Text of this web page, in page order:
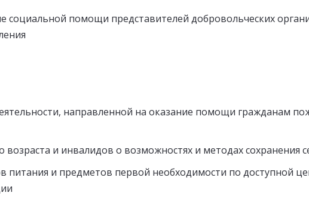
социальной помощи представителей добровольческих
направленной на оказание помощи гражданам
и инвалидов о возможностях и методах сохранения
питания и предметов первой необходимости по доступной